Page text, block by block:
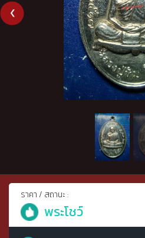
ราคา / สถานะ :
พระโชว์